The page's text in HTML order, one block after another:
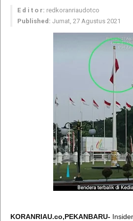
E d i t o r: redkoranriaudotco
Published: Jumat, 27 Agustus 2021
KORANRIAU.co,PEKANBARU-